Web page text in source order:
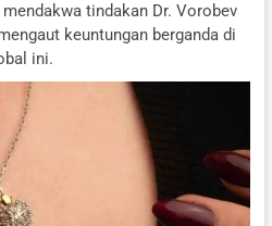
tindakan Dr. Vorobev
keuntungan berganda di
ini.